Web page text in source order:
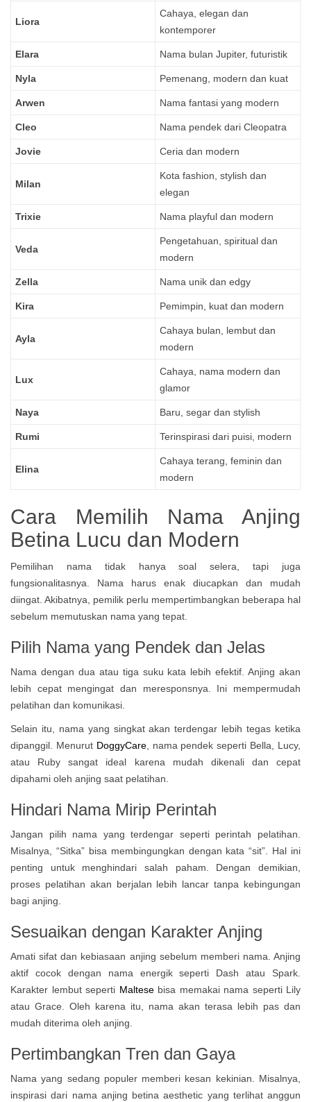
Liora
Cahaya, elegan dan
kontemporer
Elara Nama bulan Jupiter, futuristik
Nyla Pemenang, modern dan kuat
Arwen Nama fantasi yang modern
Cleo Nama pendek dari Cleopatra
Jovie Ceria dan modern
Milan
Kota fashion, stylish dan
elegan
Trixie Nama playful dan modern
Veda
Pengetahuan, spiritual dan
modern
Zella Nama unik dan edgy
Kira Pemimpin, kuat dan modern
Ayla
Cahaya bulan, lembut dan
modern
Lux
Cahaya, nama modern dan
glamor
Naya Baru, segar dan stylish
Rumi Terinspirasi dari puisi, modern
Elina
Cahaya terang, feminin dan
modern
Cara Memilih Nama Anjing
Betina Lucu dan Modern
Pemilihan nama tidak hanya soal selera, tapi juga
fungsionalitasnya. Nama harus enak diucapkan dan mudah
diingat. Akibatnya, pemilik perlu mempertimbangkan beberapa hal
sebelum memutuskan nama yang tepat.
Pilih Nama yang Pendek dan Jelas
Nama dengan dua atau tiga suku kata lebih efektif. Anjing akan
lebih cepat mengingat dan meresponsnya. Ini mempermudah
pelatihan dan komunikasi.
Selain itu, nama yang singkat akan terdengar lebih tegas ketika
dipanggil. Menurut DoggyCare, nama pendek seperti Bella, Lucy,
atau Ruby sangat ideal karena mudah dikenali dan cepat
dipahami oleh anjing saat pelatihan.
Hindari Nama Mirip Perintah
Jangan pilih nama yang terdengar seperti perintah pelatihan.
Misalnya, “Sitka” bisa membingungkan dengan kata “sit”. Hal ini
penting untuk menghindari salah paham. Dengan demikian,
proses pelatihan akan berjalan lebih lancar tanpa kebingungan
bagi anjing.
Sesuaikan dengan Karakter Anjing
Amati sifat dan kebiasaan anjing sebelum memberi nama. Anjing
aktif cocok dengan nama energik seperti Dash atau Spark.
Karakter lembut seperti Maltesebisa memakai nama seperti Lily
atau Grace. Oleh karena itu, nama akan terasa lebih pas dan
mudah diterima oleh anjing.
Pertimbangkan Tren dan Gaya
Nama yang sedang populer memberi kesan kekinian. Misalnya,
inspirasi dari nama anjing betina aesthetic yang terlihat anggun